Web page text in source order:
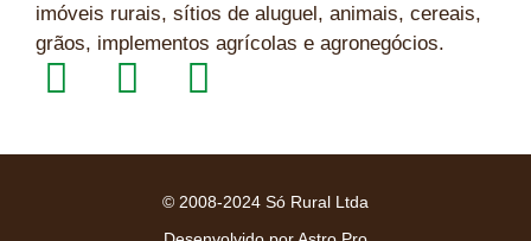
imóveis rurais, sítios de aluguel, animais, cereais,
grãos, implementos agrícolas e agronegócios.
© 2008-2024 Só Rural Ltda